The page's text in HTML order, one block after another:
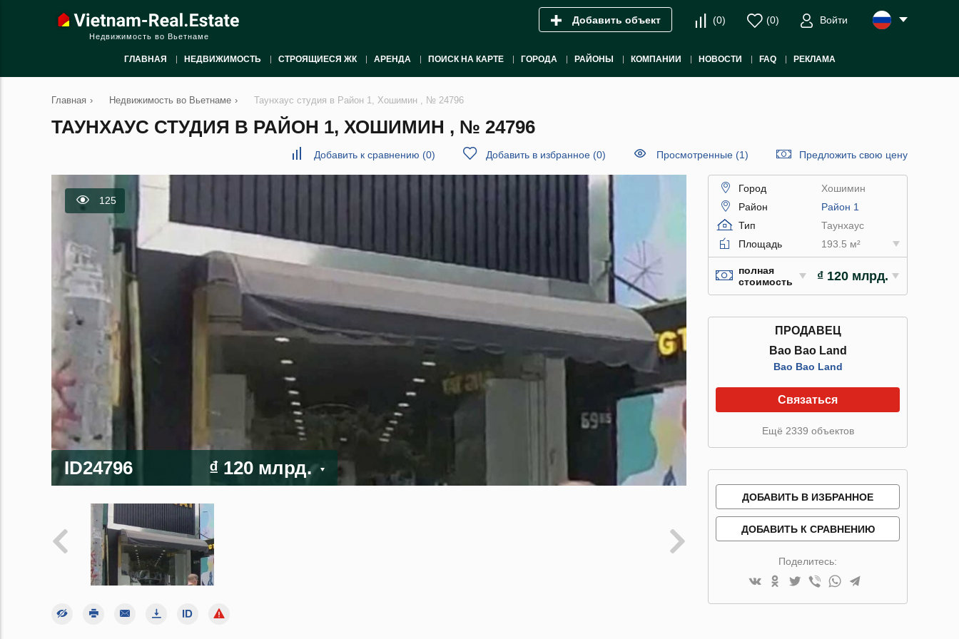
Недвижимость во Вьетнаме
Добавить объект (0) (0) Войти
ГЛАВНАЯ НЕДВИЖИМОСТЬ СТРОЯЩИЕСЯ ЖК АРЕНДА ПОИСК НА КАРТЕ ГОРОДА РАЙОНЫ КОМПАНИИ НОВОСТИ FAQ РЕКЛАМА
Главная › Недвижимость во Вьетнаме › Таунхаус студия в Район 1, Хошимин , № 24796
ТАУНХАУС СТУДИЯ В РАЙОН 1, ХОШИМИН , № 24796
Добавить к сравнению (0) Добавить в избранное (0) Просмотренные (1) Предложить свою цену
125
ID24796 ₫ 120 млрд.
Город
Хошимин
Район
Район 1
Тип
Таунхаус
Площадь
193.5 м²
полная
стоимость
₫ 120 млрд.
ПРОДАВЕЦ
Bao Bao Land
Bao Bao Land
Связаться
Ещё 2339 объектов
ДОБАВИТЬ В ИЗБРАННОЕ
ДОБАВИТЬ К СРАВНЕНИЮ
Поделитесь: